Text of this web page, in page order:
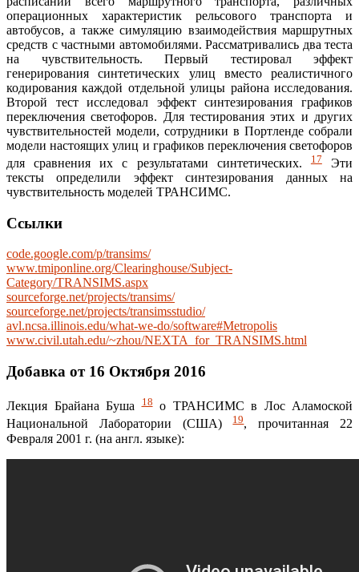
операционных характеристик рельсового транспорта и
автобусов, а также симуляцию взаимодействия маршрутных
средств с частными автомобилями. Рассматривались два теста
на чувствительность. Первый тестировал эффект
генерирования синтетических улиц вместо реалистичного
кодирования каждой отдельной улицы района исследования.
Второй тест исследовал эффект синтезирования графиков
переключения светофоров. Для тестирования этих и других
чувствительностей модели, сотрудники в Портленде собрали
модели настоящих улиц и графиков переключения светофоров
для сравнения их с результатами синтетических.17Эти
тексты определили эффект синтезирования данных на
чувствительность моделей ТРАНСИМС.
Ссылки
code.google.com/p/transims/
www.tmiponline.org/Clearinghouse/Subject-
Category/TRANSIMS.aspx
sourceforge.net/projects/transims/
sourceforge.net/projects/transimsstudio/
avl.ncsa.illinois.edu/what-we-do/software#Metropolis
www.civil.utah.edu/~zhou/NEXTA_for_TRANSIMS.html
Добавка от 16 Октября 2016
Лекция Брайана Буша18о ТРАНСИМС в Лос Аламоской
Национальной Лаборатории (США)19, прочитанная 22
Февраля 2001 г. (на англ. языке):